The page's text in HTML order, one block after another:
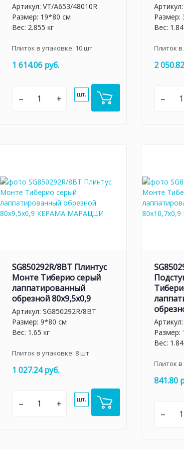
Артикул: VT/A653/48010R
Размер: 19*80 см
Вес: 2.855 кг
Плиток в упаковке: 10шт
1 614.06 руб.
– + шт.
Артикул:
Размер:
Вес:
Плиток в
2
–
SG850292R/8BT Плинтус
Монте Тиберио серый
лаппатированный
обрезной 80x9,5x0,9
Артикул: SG850292R/8BT
Размер: 9*80 см
Вес: 1.65 кг
Плиток в упаковке: 8шт
1 027.24 руб.
– + шт.
Артикул:
Размер:
Вес:
Плиток в
841.80
–